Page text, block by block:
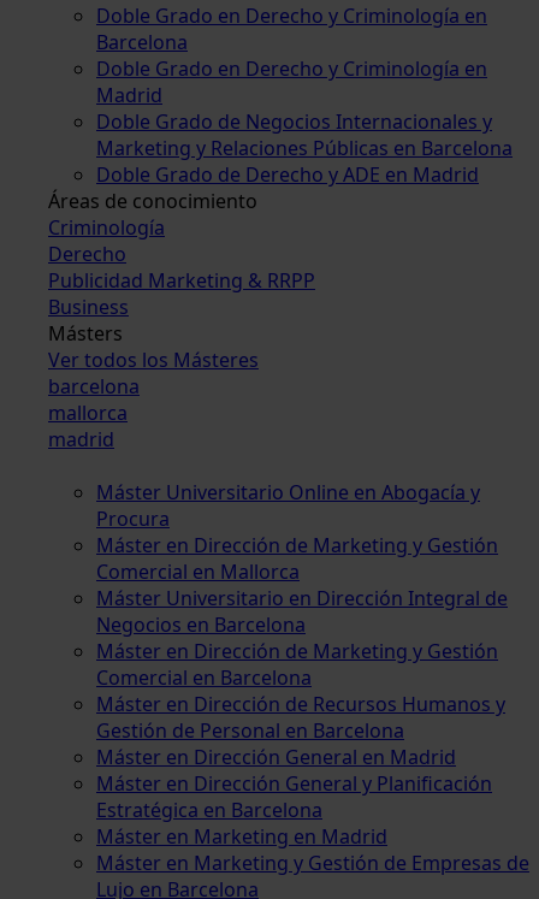
Doble Grado en Derecho y Criminología en
Barcelona
Doble Grado en Derecho y Criminología en
Madrid
Doble Grado de Negocios Internacionales y
Marketing y Relaciones Públicas en Barcelona
Doble Grado de Derecho y ADE en Madrid
Áreas de conocimiento
Criminología
Derecho
Publicidad Marketing & RRPP
Business
Másters
Ver todos los Másteres
barcelona
mallorca
madrid
Máster Universitario Online en Abogacía y
Procura
Máster en Dirección de Marketing y Gestión
Comercial en Mallorca
Máster Universitario en Dirección Integral de
Negocios en Barcelona
Máster en Dirección de Marketing y Gestión
Comercial en Barcelona
Máster en Dirección de Recursos Humanos y
Gestión de Personal en Barcelona
Máster en Dirección General en Madrid
Máster en Dirección General y Planificación
Estratégica en Barcelona
Máster en Marketing en Madrid
Máster en Marketing y Gestión de Empresas de
Lujo en Barcelona